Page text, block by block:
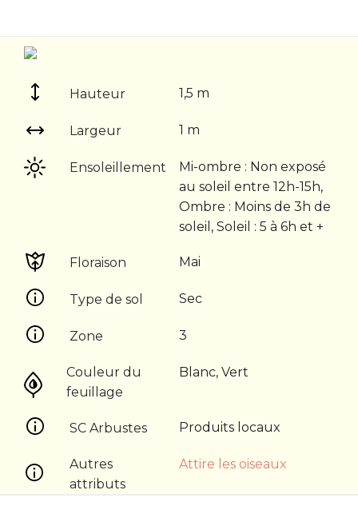
Hauteur 1,5 m
Largeur 1 m
Ensoleillement
Mi-ombre : Non exposé
au soleil entre 12h-15h,
Ombre : Moins de 3h de
soleil, Soleil : 5 à 6h et +
Floraison Mai
Type de sol Sec
Zone 3
Couleur du
feuillage
Blanc, Vert
SC Arbustes Produits locaux
Autres
attributs
Attire les oiseaux